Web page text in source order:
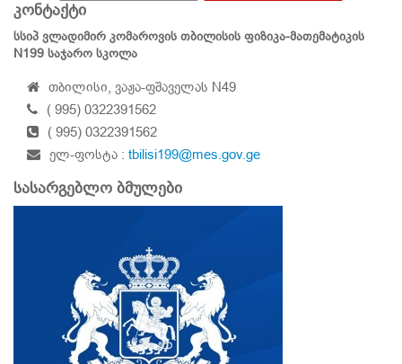
კონტაქტი
სსიპ ვლადიმირ კომაროვის თბილისის ფიზიკა-მათემატიკის
N199 საჯარო სკოლა
თბილისი, ვაჟა-ფშაველას N49
( 995) 0322391562
( 995) 0322391562
ელ-ფოსტა : tbilisi199@mes.gov.ge
სასარგებლო ბმულები